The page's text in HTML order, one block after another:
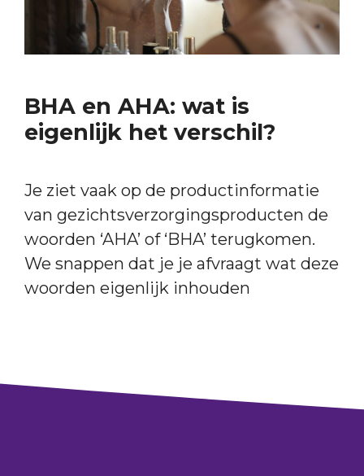
BHA en AHA: wat is
eigenlijk het verschil?
Je ziet vaak op de productinformatie
van gezichtsverzorgingsproducten de
woorden ‘AHA’ of ‘BHA’ terugkomen.
We snappen dat je je afvraagt wat deze
woorden eigenlijk inhouden